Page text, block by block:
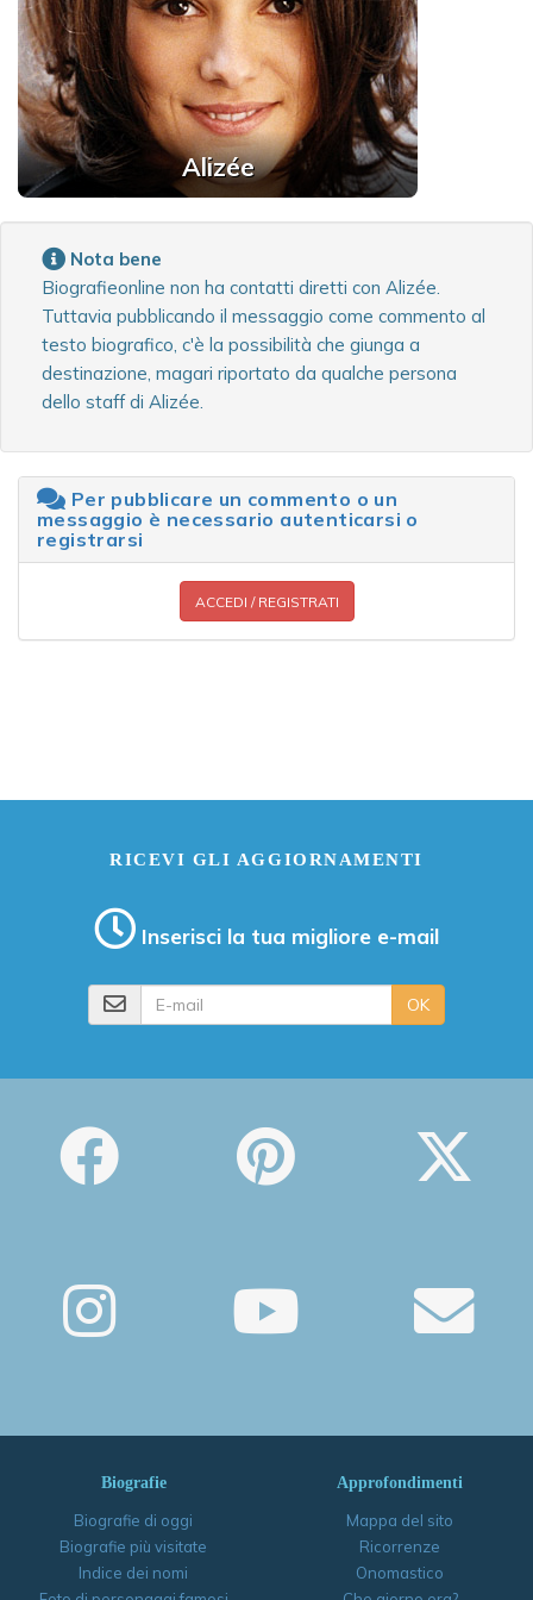
Alizée
Nota bene
Biografieonline non ha contatti diretti con Alizée.
Tuttavia pubblicando il messaggio come commento al
testo biografico, c'è la possibilità che giunga a
destinazione, magari riportato da qualche persona
dello staff di Alizée.
Per pubblicare un commento o un
messaggio è necessario autenticarsi o
registrarsi
ACCEDI / REGISTRATI
RICEVI GLI AGGIORNAMENTI
Inserisci la tua migliore e-mail
OK
Biografie
Biografie di oggi
Biografie più visitate
Indice dei nomi
Approfondimenti
Mappa del sito
Ricorrenze
Onomastico